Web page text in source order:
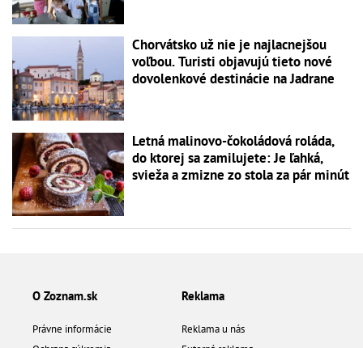
Chorvátsko už nie je najlacnejšou
voľbou. Turisti objavujú tieto nové
dovolenkové destinácie na Jadrane
Letná malinovo-čokoládová roláda,
do ktorej sa zamilujete: Je ľahká,
svieža a zmizne zo stola za pár minút
O Zoznam.sk
Právne informácie
Reklama
Reklama u nás